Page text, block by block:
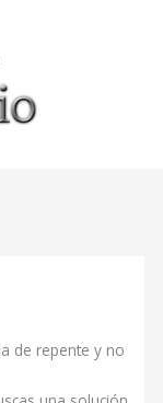
de repente y no